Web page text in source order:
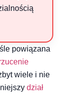
powiązana
wiele i nie
dział